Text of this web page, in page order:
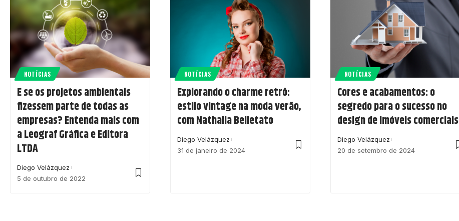
NOTÍCIAS
E se os projetos ambientais
fizessem parte de todas as
empresas? Entenda mais com
a Leograf Gráfica e Editora
LTDA
Diego Velázquez
5 de outubro de 2022
NOTÍCIAS
Explorando o charme retrô:
estilo vintage na moda verão,
com Nathalia Belletato
Diego Velázquez
31 de janeiro de 2024
NOTÍCIAS
Cores e acabamentos: o
segredo para o sucesso no
design de imóveis comerciais
Diego Velázquez
20 de setembro de 2024